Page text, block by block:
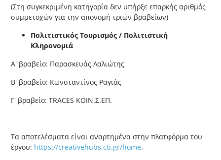
(Στη συγκεκριμένη κατηγορία δεν υπήρξε επαρκής αριθμός
συμμετοχών για την απονομή τριών βραβείων)
Πολιτιστικός Τουρισμός / Πολιτιστική
Κληρονομιά
Α' βραβείο: Παρασκευάς Λαλιώτης
Β' βραβείο: Κωνσταντίνος Ραγιάς
Γ' βραβείο: TRACES ΚΟΙΝ.Σ.ΕΠ.
Τα αποτελέσματα είναι αναρτημένα στην πλατφόρμα του
έργου: https://creativehubs.cti.gr/home.